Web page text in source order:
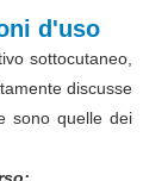
d'uso
sottocutaneo,
discusse
sono quelle dei